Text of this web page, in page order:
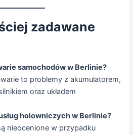
zadawane
samochodów w Berlinie?
to problemy z akumulatorem,
oraz układem
holowniczych w Berlinie?
nieocenione w przypadku